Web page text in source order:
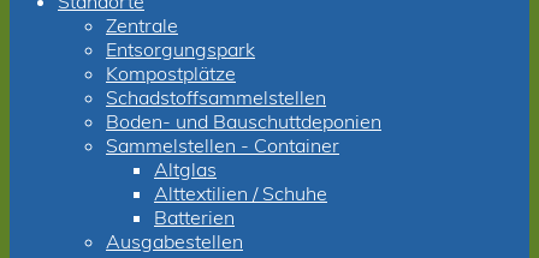
Zentrale
Entsorgungspark
Kompostplätze
Schadstoffsammelstellen
Boden- und Bauschuttdeponien
Sammelstellen - Container
Altglas
Alttextilien / Schuhe
Batterien
Ausgabestellen